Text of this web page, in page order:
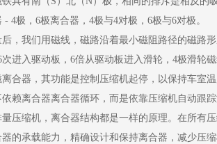
4极，6极离合器，4极与4对极，6极与6对极。
，我们用磁线，磁路沿着最小磁阻路径的磁路
进入驱动板，6倍从驱动板进入滑轮，4极滑轮
合器，其功能是控制压缩机起停，以保持车室
赖离合器离合器循环，而是依靠压缩机自动跟
压缩机，离合器结构都是一样的原理。在所有
的承载能力，精确设计和保持离合器，减少压缩